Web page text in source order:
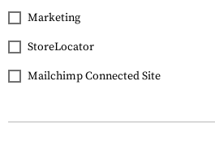
Marketing
StoreLocator
Mailchimp Connected Site